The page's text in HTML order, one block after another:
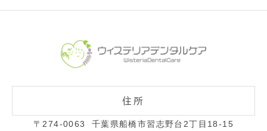
〒274-0063 千葉県船橋市習志野台2丁目18-15